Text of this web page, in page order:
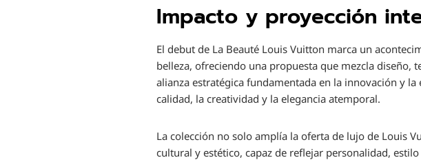
Impacto y proyección
El debut de La Beauté Louis Vuitton marca un
belleza, ofreciendo una propuesta que mezcla diseño,
alianza estratégica fundamentada en la innovación y
calidad, la creatividad y la elegancia atemporal.
La colección no solo amplía la oferta de lujo de Louis
cultural y estético, capaz de reflejar personalidad,